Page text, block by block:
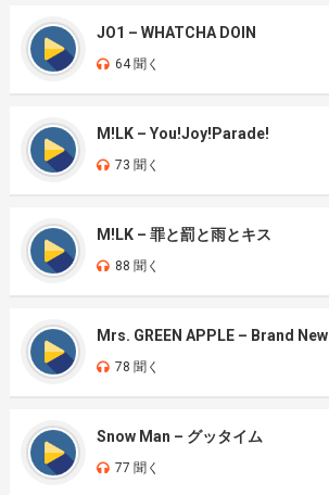
JO1 – WHATCHA DOIN
64 聞く
M!LK – You!Joy!Parade!
73 聞く
M!LK – 罪と罰と雨とキス
88 聞く
Mrs. GREEN APPLE – Brand New
78 聞く
Snow Man – グッタイム
77 聞く